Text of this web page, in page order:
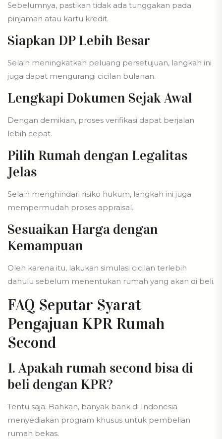
Sebelumnya, pastikan tidak ada tunggakan pada
pinjaman atau kartu kredit.
Siapkan DP Lebih Besar
Selain meningkatkan peluang persetujuan, langkah ini
juga dapat mengurangi cicilan bulanan.
Lengkapi Dokumen Sejak Awal
Dengan demikian, proses verifikasi dapat berjalan
lebih cepat.
Pilih Rumah dengan Legalitas
Jelas
Selain menghindari risiko hukum, langkah ini juga
mempermudah proses appraisal.
Sesuaikan Harga dengan
Kemampuan
Oleh karena itu, lakukan simulasi cicilan terlebih
dahulu sebelum menentukan rumah yang akan di beli.
FAQ Seputar Syarat
Pengajuan KPR Rumah
Second
1. Apakah rumah second bisa di
beli dengan KPR?
Tentu saja. Bahkan, banyak bank di Indonesia
menyediakan program khusus untuk pembelian
rumah bekas.